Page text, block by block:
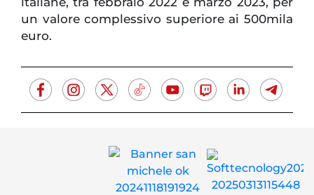
un valore complessivo superiore ai 500mila
euro.